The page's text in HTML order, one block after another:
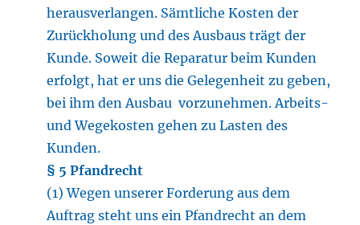
herausverlangen. Sämtliche Kosten der
Zurückholung und des Ausbaus trägt der
Kunde. Soweit die Reparatur beim Kunden
erfolgt, hat er uns die Gelegenheit zu geben,
bei ihm den Ausbau vorzunehmen. Arbeits-
und Wegekosten gehen zu Lasten des
Kunden.
§ 5 Pfandrecht
(1) Wegen unserer Forderung aus dem
Auftrag steht uns ein Pfandrecht an dem